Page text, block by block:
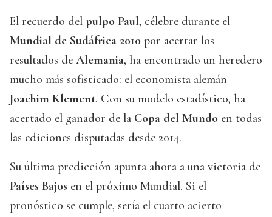
El recuerdo del pulpo Paul, célebre durante el
Mundial de Sudáfrica 2010 por acertar los
resultados de Alemania, ha encontrado un heredero
mucho más sofisticado: el economista alemán
Joachim Klement. Con su modelo estadístico, ha
acertado el ganador de la Copa del Mundo en todas
las ediciones disputadas desde 2014.
Su última predicción apunta ahora a una victoria de
Países Bajos en el próximo Mundial. Si el
pronóstico se cumple, sería el cuarto acierto